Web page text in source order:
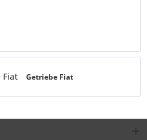
Fiat Getriebe Fiat